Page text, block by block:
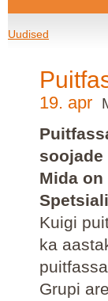
Uudised
19. apr
soojade
Mida
Kuigi
ka
Grupi